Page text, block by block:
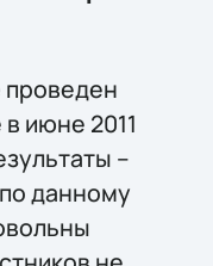
июне 2011
–
данному